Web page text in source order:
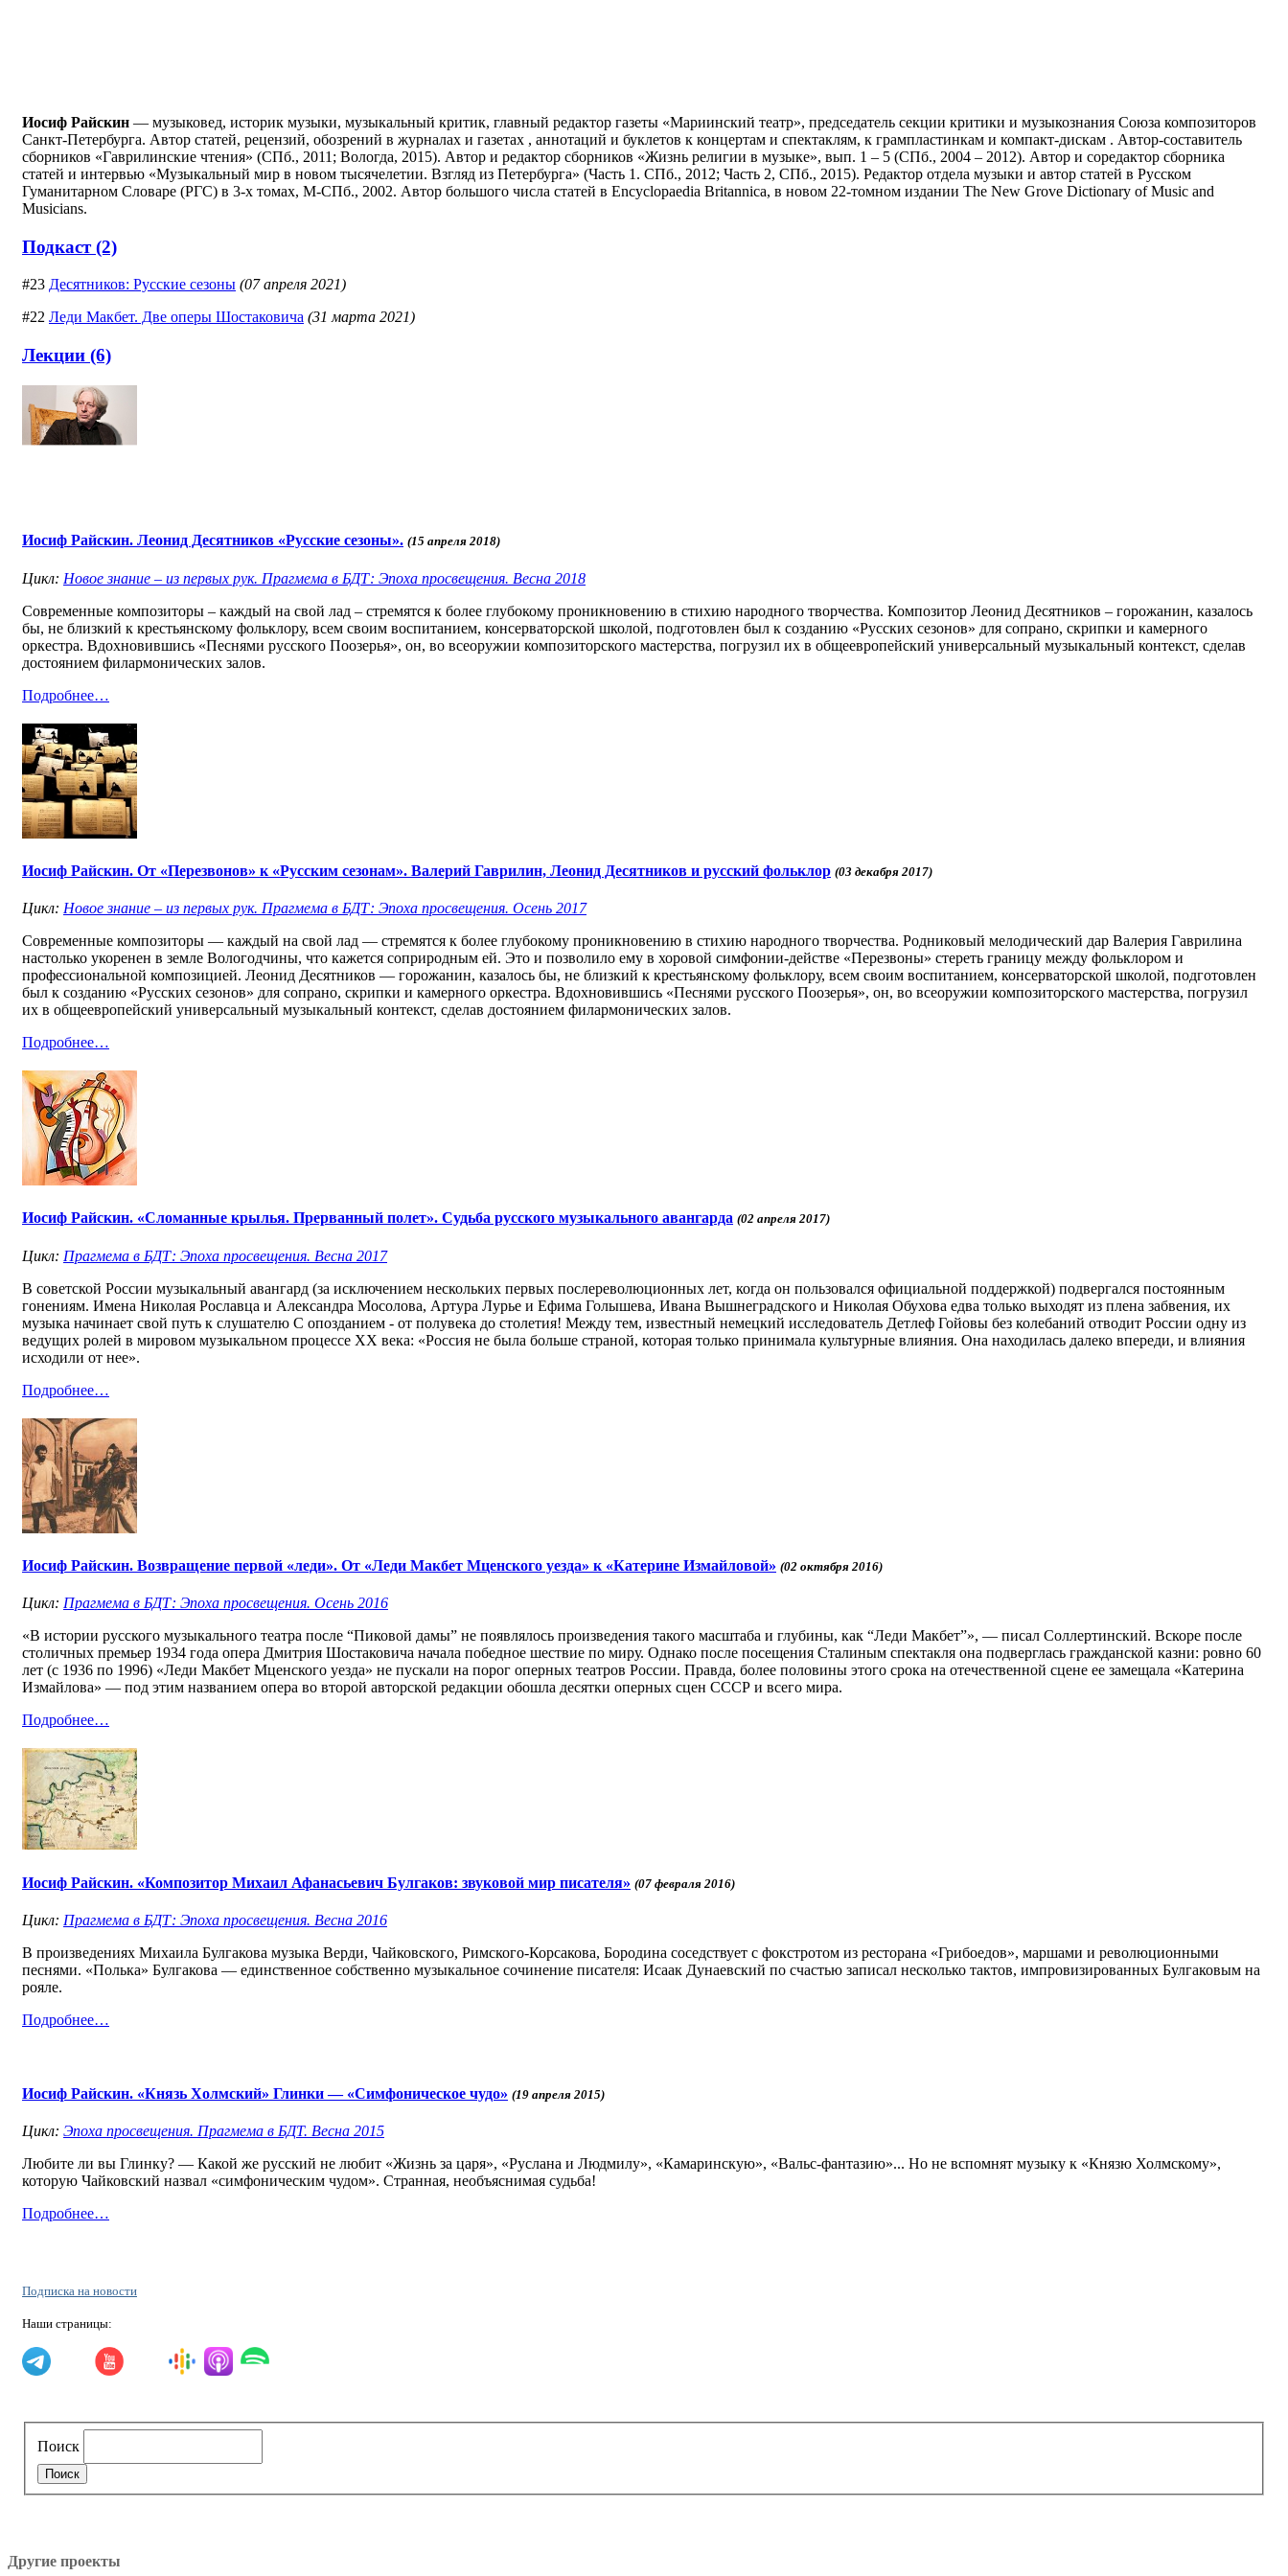
Иосиф Райскин — музыковед, историк музыки, музыкальный критик, главный редактор газеты «Мариинский театр», председатель секции критики и музыкознания Союза композиторов
Санкт-Петербурга. Автор статей, рецензий, обозрений в журналах и газетах , аннотаций и буклетов к концертам и спектаклям, к грампластинкам и компакт-дискам . Автор-составитель
сборников «Гаврилинские чтения» (СПб., 2011; Вологда, 2015). Автор и редактор сборников «Жизнь религии в музыке», вып. 1 – 5 (СПб., 2004 – 2012). Автор и соредактор сборника
статей и интервью «Музыкальный мир в новом тысячелетии. Взгляд из Петербурга» (Часть 1. СПб., 2012; Часть 2, СПб., 2015). Редактор отдела музыки и автор статей в Русском
Гуманитарном Словаре (РГС) в 3-х томах, М-СПб., 2002. Автор большого числа статей в Encyclopaedia Britannica, в новом 22-томном издании The New Grove Dictionary of Music and
Musicians.
Подкаст (2)
#23 Десятников: Русские сезоны (07 апреля 2021)
#22 Леди Макбет. Две оперы Шостаковича (31 марта 2021)
Лекции (6)
Иосиф Райскин. Леонид Десятников «Русские сезоны». (15 апреля 2018)
Цикл: Новое знание – из первых рук. Прагмема в БДТ: Эпоха просвещения. Весна 2018
Современные композиторы – каждый на свой лад – стремятся к более глубокому проникновению в стихию народного творчества. Композитор Леонид Десятников – горожанин, казалось
бы, не близкий к крестьянскому фольклору, всем своим воспитанием, консерваторской школой, подготовлен был к созданию «Русских сезонов» для сопрано, скрипки и камерного
оркестра. Вдохновившись «Песнями русского Поозерья», он, во всеоружии композиторского мастерства, погрузил их в общеевропейский универсальный музыкальный контекст, сделав
достоянием филармонических залов.
Подробнее…
Иосиф Райскин. От «Перезвонов» к «Русским сезонам». Валерий Гаврилин, Леонид Десятников и русский фольклор (03 декабря 2017)
Цикл: Новое знание – из первых рук. Прагмема в БДТ: Эпоха просвещения. Осень 2017
Современные композиторы — каждый на свой лад — стремятся к более глубокому проникновению в стихию народного творчества. Родниковый мелодический дар Валерия Гаврилина
настолько укоренен в земле Вологодчины, что кажется соприродным ей. Это и позволило ему в хоровой симфонии-действе «Перезвоны» стереть границу между фольклором и
профессиональной композицией. Леонид Десятников — горожанин, казалось бы, не близкий к крестьянскому фольклору, всем своим воспитанием, консерваторской школой, подготовлен
был к созданию «Русских сезонов» для сопрано, скрипки и камерного оркестра. Вдохновившись «Песнями русского Поозерья», он, во всеоружии композиторского мастерства, погрузил
их в общеевропейский универсальный музыкальный контекст, сделав достоянием филармонических залов.
Подробнее…
Иосиф Райскин. «Сломанные крылья. Прерванный полет». Судьба русского музыкального авангарда (02 апреля 2017)
Цикл: Прагмема в БДТ: Эпоха просвещения. Весна 2017
В советской России музыкальный авангард (за исключением нескольких первых послереволюционных лет, когда он пользовался официальной поддержкой) подвергался постоянным
гонениям. Имена Николая Рославца и Александра Мосолова, Артура Лурье и Ефима Голышева, Ивана Вышнеградского и Николая Обухова едва только выходят из плена забвения, их
музыка начинает свой путь к слушателю С опозданием - от полувека до столетия! Между тем, известный немецкий исследователь Детлеф Гойовы без колебаний отводит России одну из
ведущих ролей в мировом музыкальном процессе ХХ века: «Россия не была больше страной, которая только принимала культурные влияния. Она находилась далеко впереди, и влияния
исходили от нее».
Подробнее…
Иосиф Райскин. Возвращение первой «леди». От «Леди Макбет Мценского уезда» к «Катерине Измайловой» (02 октября 2016)
Цикл: Прагмема в БДТ: Эпоха просвещения. Осень 2016
«В истории русского музыкального театра после “Пиковой дамы” не появлялось произведения такого масштаба и глубины, как “Леди Макбет”», — писал Соллертинский. Вскоре после
столичных премьер 1934 года опера Дмитрия Шостаковича начала победное шествие по миру. Однако после посещения Сталиным спектакля она подверглась гражданской казни: ровно 60
лет (с 1936 по 1996) «Леди Макбет Мценского уезда» не пускали на порог оперных театров России. Правда, более половины этого срока на отечественной сцене ее замещала «Катерина
Измайлова» — под этим названием опера во второй авторской редакции обошла десятки оперных сцен СССР и всего мира.
Подробнее…
Иосиф Райскин. «Композитор Михаил Афанасьевич Булгаков: звуковой мир писателя» (07 февраля 2016)
Цикл: Прагмема в БДТ: Эпоха просвещения. Весна 2016
В произведениях Михаила Булгакова музыка Верди, Чайковского, Римского-Корсакова, Бородина соседствует с фокстротом из ресторана «Грибоедов», маршами и революционными
песнями. «Полька» Булгакова — единственное собственно музыкальное сочинение писателя: Исаак Дунаевский по счастью записал несколько тактов, импровизированных Булгаковым на
рояле.
Подробнее…
Иосиф Райскин. «Князь Холмский» Глинки — «Симфоническое чудо» (19 апреля 2015)
Цикл: Эпоха просвещения. Прагмема в БДТ. Весна 2015
Любите ли вы Глинку? — Какой же русский не любит «Жизнь за царя», «Руслана и Людмилу», «Камаринскую», «Вальс-фантазию»... Но не вспомнят музыку к «Князю Холмскому»,
которую Чайковский назвал «симфоническим чудом». Странная, необъяснимая судьба!
Подробнее…
Подписка на новости
Наши страницы:
Поиск
Другие проекты